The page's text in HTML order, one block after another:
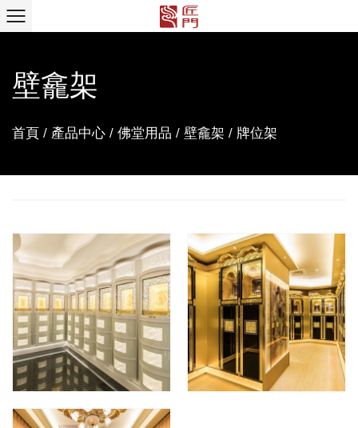
壁龕架
首頁 / 產品中心 / 佛堂用品 / 壁龕架 / 牌位架